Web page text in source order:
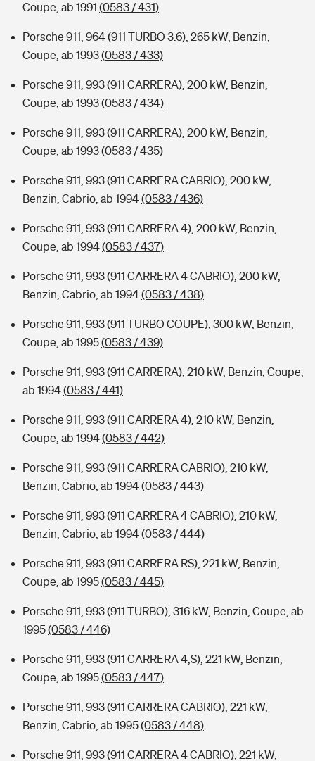
Coupe, ab 1991 (0583 / 431)
Porsche 911, 964 (911 TURBO 3.6), 265 kW, Benzin,
Coupe, ab 1993(0583 / 433)
Porsche 911, 993 (911 CARRERA), 200 kW, Benzin,
Coupe, ab 1993(0583 / 434)
Porsche 911, 993 (911 CARRERA), 200 kW, Benzin,
Coupe, ab 1993(0583 / 435)
Porsche 911, 993 (911 CARRERA CABRIO), 200 kW,
Benzin, Cabrio, ab 1994(0583 / 436)
Porsche 911, 993 (911 CARRERA 4), 200 kW, Benzin,
Coupe, ab 1994(0583 / 437)
Porsche 911, 993 (911 CARRERA 4 CABRIO), 200 kW,
Benzin, Cabrio, ab 1994(0583 / 438)
Porsche 911, 993 (911 TURBO COUPE), 300 kW, Benzin,
Coupe, ab 1995(0583 / 439)
Porsche 911, 993 (911 CARRERA), 210 kW, Benzin, Coupe,
ab 1994(0583 / 441)
Porsche 911, 993 (911 CARRERA 4), 210 kW, Benzin,
Coupe, ab 1994(0583 / 442)
Porsche 911, 993 (911 CARRERA CABRIO), 210 kW,
Benzin, Cabrio, ab 1994(0583 / 443)
Porsche 911, 993 (911 CARRERA 4 CABRIO), 210 kW,
Benzin, Cabrio, ab 1994(0583 / 444)
Porsche 911, 993 (911 CARRERA RS), 221 kW, Benzin,
Coupe, ab 1995(0583 / 445)
Porsche 911, 993 (911 TURBO), 316 kW, Benzin, Coupe, ab
1995(0583 / 446)
Porsche 911, 993 (911 CARRERA 4,S), 221 kW, Benzin,
Coupe, ab 1995(0583 / 447)
Porsche 911, 993 (911 CARRERA CABRIO), 221 kW,
Benzin, Cabrio, ab 1995(0583 / 448)
Porsche 911, 993 (911 CARRERA 4 CABRIO), 221 kW,